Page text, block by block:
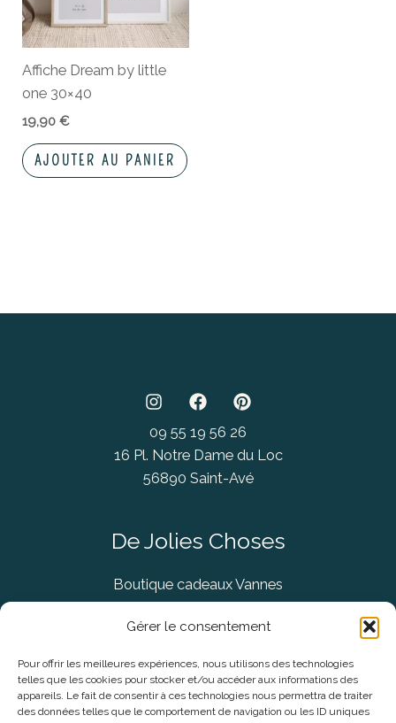
Gérer le consentement
Pour offrir les meilleures expériences, nous utilisons des technologies
telles que les cookies pour stocker et/ou accéder aux informations des
appareils. Le fait de consentir à ces technologies nous permettra de traiter
des données telles que le comportement de navigation ou les ID uniques
Affiche Dream by little
one 30×40
19,90€
AJOUTER AU PANIER
09 55 19 56 26
16 Pl. Notre Dame du Loc
56890 Saint-Avé
De Jolies Choses
Boutique cadeaux Vannes
Concept Store Vannes
Informations légales